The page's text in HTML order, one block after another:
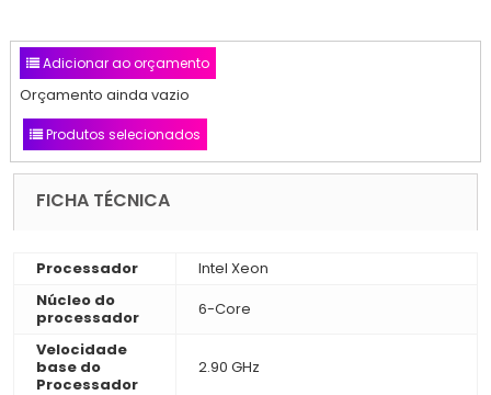
Adicionar ao orçamento
Orçamento ainda vazio
Produtos selecionados
FICHA TÉCNICA
Processador
Intel Xeon
Núcleo do
processador
6-Core
Velocidade
base do
Processador
2.90 GHz